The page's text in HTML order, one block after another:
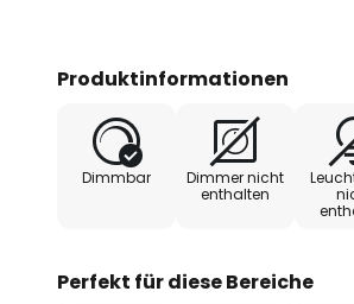
Produktinformationen
Dimmbar
Dimmer nicht
enthalten
Perfekt für diese Bereiche